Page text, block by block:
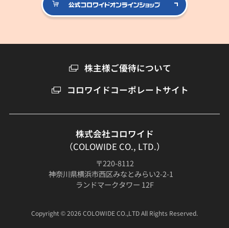
公式コロ
株主様ご優待について
コロワイドコーポレートサイト
株式会社コロワイド
（COLOWIDE CO., LTD.）
〒220-8112
神奈川県横浜市西区みなとみらい2-2-1
ランドマークタワー 12F
Copyright © 2026 COLOWIDE CO.,LTD All Rights Reserved.